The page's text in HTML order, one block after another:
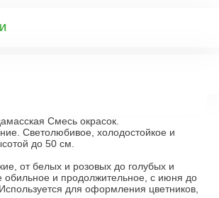
Смесь окрасок.
Светолюбивое, холодостойкое и
до 50 см.
от белых и розовых до голубых и
обильное и продолжительное, с июня до
для оформления цветников,